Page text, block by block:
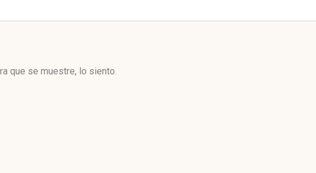
que se muestre, lo siento.